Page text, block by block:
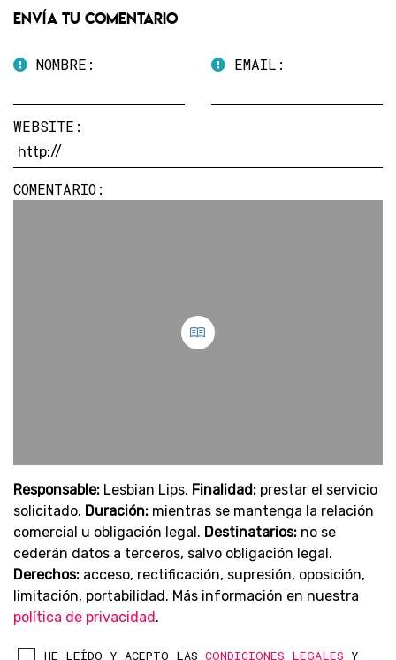
Envía tu comentario
NOMBRE: EMAIL:
WEBSITE:
COMENTARIO:
Responsable: Lesbian Lips. Finalidad: prestar el servicio
solicitado. Duración: mientras se mantenga la relación
comercial u obligación legal. Destinatarios: no se
cederán datos a terceros, salvo obligación legal.
Derechos: acceso, rectificación, supresión, oposición,
limitación, portabilidad. Más información en nuestra
política de privacidad.
HE LEÍDO Y ACEPTO LAS CONDICIONES LEGALES Y